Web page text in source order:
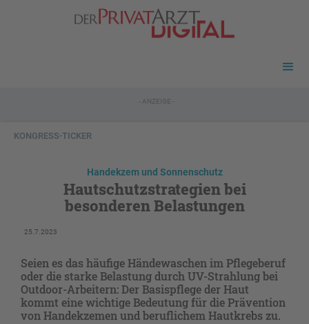
- ANZEIGE -
KONGRESS-TICKER
Handekzem und Sonnenschutz
Hautschutzstrategien bei
besonderen Belastungen
25.7.2023
Seien es das häufige Händewaschen im Pflegeberuf
oder die starke Belastung durch UV-Strahlung bei
Outdoor-Arbeitern: Der Basispflege der Haut
kommt eine wichtige Bedeutung für die Prävention
von Handekzemen und beruflichem Hautkrebs zu.